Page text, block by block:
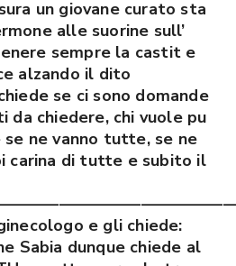
un giovane curato sta
alle suorine sull’
sempre la castit e
alzando il dito
se ci sono domande
da chiedere, chi vuole pu
se ne vanno tutte, se ne
carina di tutte e subito il
e gli chiede:
Sabia dunque chiede al